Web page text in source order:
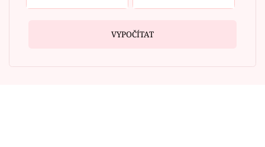
VYPOČÍTAT